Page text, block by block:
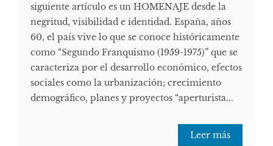
siguiente artículo es un HOMENAJE desde la
negritud, visibilidad e identidad. España, años
60, el país vive lo que se conoce históricamente
como “Segundo Franquismo (1959-1975)” que se
caracteriza por el desarrollo económico, efectos
sociales como la urbanización; crecimiento
demográfico, planes y proyectos “aperturista...
Leer más